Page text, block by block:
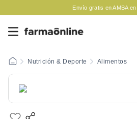
Envío gratis en AMBA en
Nutrición & Deporte Alimentos